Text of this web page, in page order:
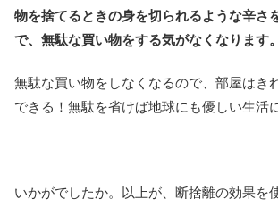
物を捨てるときの身を切られるような辛さ
で、無駄な買い物をする気がなくなります。
無駄な買い物をしなくなるので、部屋はき
できる！無駄を省けば地球にも優しい生活
いかがでしたか。以上が、断捨離の効果を